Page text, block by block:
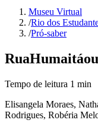
Museu Virtual
/Rio dos
/Pró-saber
RuaHumaitáou
Tempo de leitura 1 min
Elisangela Moraes,
Rodrigues, Robéria